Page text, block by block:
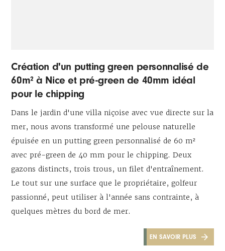
Création d'un putting green personnalisé de
60m² à Nice et pré-green de 40mm idéal
pour le chipping
Dans le jardin d'une villa niçoise avec vue directe sur la
mer, nous avons transformé une pelouse naturelle
épuisée en un putting green personnalisé de 60 m²
avec pré-green de 40 mm pour le chipping. Deux
gazons distincts, trois trous, un filet d'entraînement.
Le tout sur une surface que le propriétaire, golfeur
passionné, peut utiliser à l'année sans contrainte, à
quelques mètres du bord de mer.
EN SAVOIR PLUS